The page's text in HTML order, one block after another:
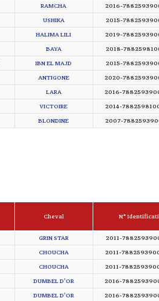
2016-
RAMCHA
2015-
USHIKA
2019-
HALIMA LILI
2018-
BAYA
2015-
IBN EL MAJD
2020-
ANTIGONE
2016-
LARA
2014-
VICTOIRE
2007-
BLONDINE
N°
Cheval
2011-
GRIN STAR
2011-
CHOUCHA
2011-
CHOUCHA
2016-
DUMBEL D'OR
2016-
DUMBEL D'OR